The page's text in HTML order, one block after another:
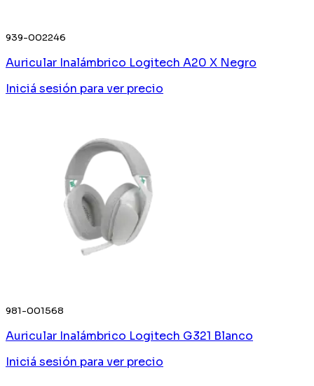
939-002246
Auricular Inalámbrico Logitech A20 X Negro
Iniciá sesión para ver precio
981-001568
Auricular Inalámbrico Logitech G321 Blanco
Iniciá sesión para ver precio